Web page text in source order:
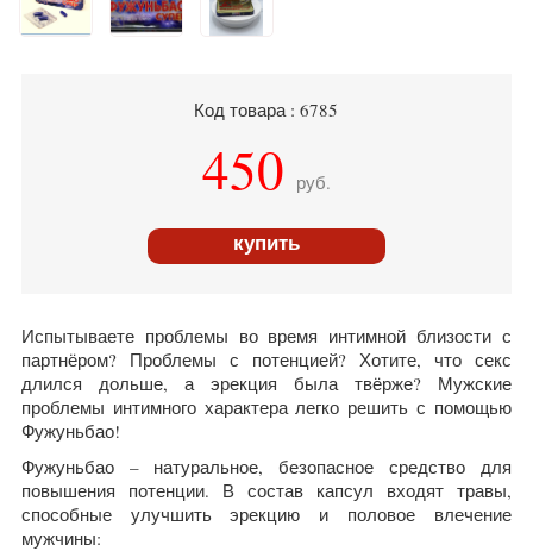
Код товара : 6785
450 руб.
купить
Испытываете проблемы во время интимной близости с
партнёром? Проблемы с потенцией? Хотите, что секс
длился дольше, а эрекция была твёрже? Мужские
проблемы интимного характера легко решить с помощью
Фужуньбао!
Фужуньбао – натуральное, безопасное средство для
повышения потенции. В состав капсул входят травы,
способные улучшить эрекцию и половое влечение
мужчины: